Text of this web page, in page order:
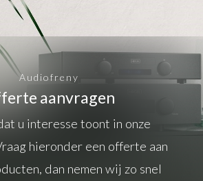
Audiofreny
aanvragen
u interesse toont in onze
hieronder een offerte aan
dan nemen wij zo snel